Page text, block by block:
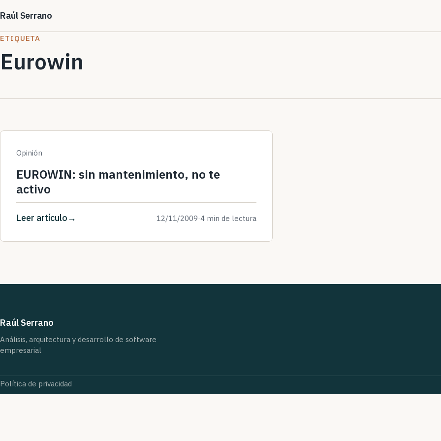
Raúl Serrano
ETIQUETA
Eurowin
Opinión
EUROWIN: sin mantenimiento, no te
activo
Leer artículo 12/11/2009·4 min de lectura
Raúl Serrano
Análisis, arquitectura y desarrollo de software
empresarial
Política de privacidad